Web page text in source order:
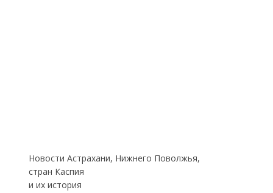
Новости Астрахани, Нижнего Поволжья,
стран Каспия
и их история